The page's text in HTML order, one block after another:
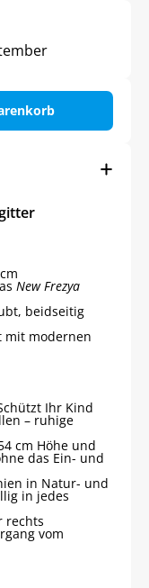
New Frezya
beidseitig
mit modernen
Ihr Kind
– ruhige
cm Höhe und
das Ein- und
in Natur- und
in jedes
rechts
vom